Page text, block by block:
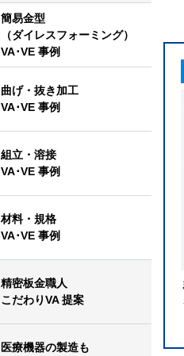
簡易金型
（ダイレスフォーミング）
VA･VE 事例
曲げ・抜き加工
VA･VE 事例
組立・溶接
VA･VE 事例
材料・規格
VA･VE 事例
精密板金職人
こだわりVA 提案
医療機器の製造も